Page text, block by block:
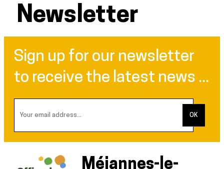
Newsletter
Sign up for our newsletter
to receive the latest news ...
Méjannes-le-